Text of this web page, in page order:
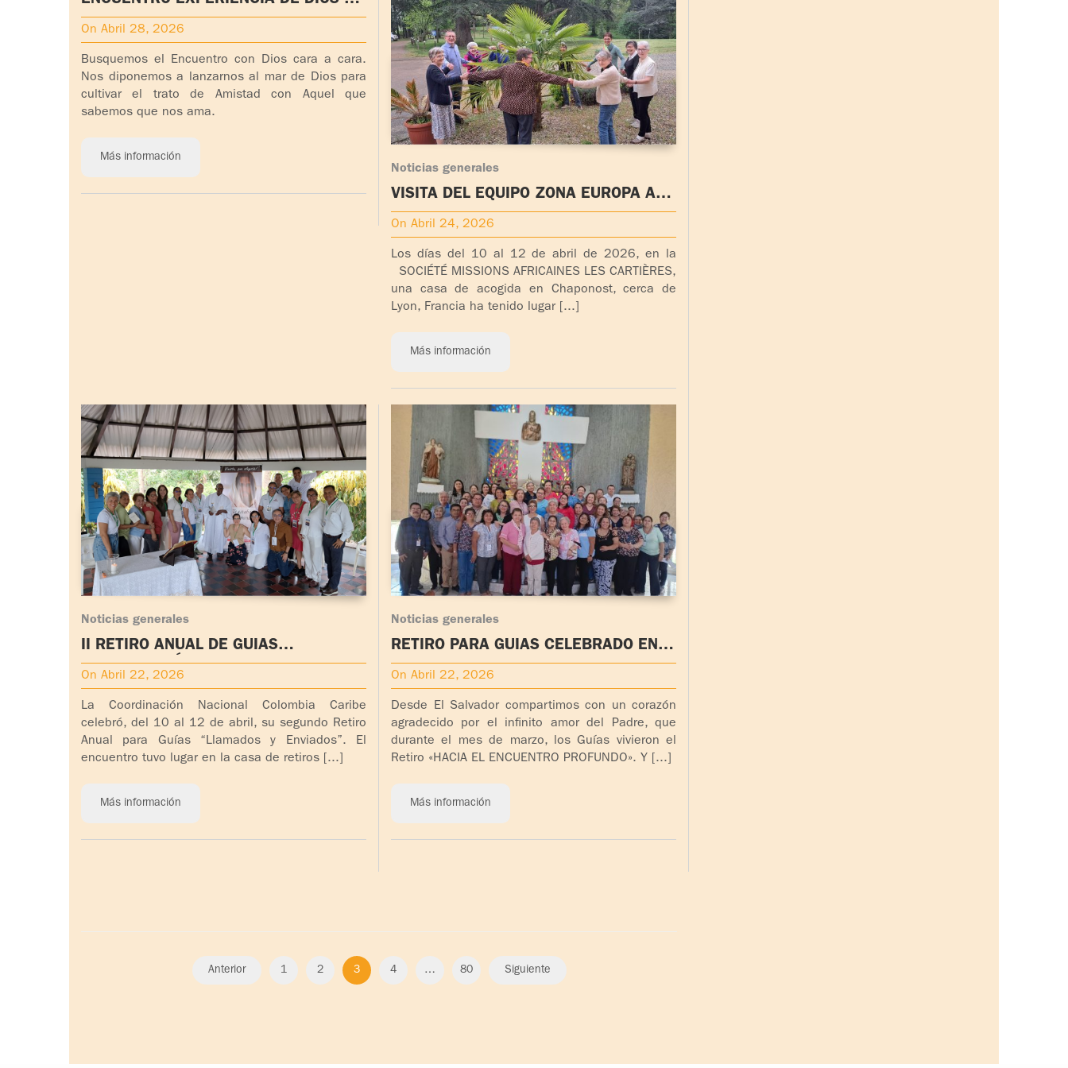
REALIZAR EN EEUU - C.N. NOROESTE
On Abril 28, 2026
Busquemos el Encuentro con Dios cara a cara.
Nos diponemos a lanzarnos al mar de Dios para
cultivar el trato de Amistad con Aquel que
sabemos que nos ama.
Más información
Noticias generales
VISITA DEL EQUIPO ZONA EUROPA A
FRANCIA
On Abril 24, 2026
Los días del 10 al 12 de abril de 2026, en la
SOCIÉTÉ MISSIONS AFRICAINES LES CARTIÈRES,
una casa de acogida en Chaponost, cerca de
Lyon, Francia ha tenido lugar [...]
Más información
Noticias generales
II RETIRO ANUAL DE GUÍAS
COORDINACIÓN NACIONAL COLOMBIA
CARIBE "LLAMADOS Y ENVIADOS"
On Abril 22, 2026
La Coordinación Nacional Colombia Caribe
celebró, del 10 al 12 de abril, su segundo Retiro
Anual para Guías “Llamados y Enviados”. El
encuentro tuvo lugar en la casa de retiros [...]
Más información
Noticias generales
RETIRO PARA GUÍAS CELEBRADO EN
EL SALVADOR
On Abril 22, 2026
Desde El Salvador compartimos con un corazón
agradecido por el infinito amor del Padre, que
durante el mes de marzo, los Guías vivieron el
Retiro «HACIA EL ENCUENTRO PROFUNDO». Y [...]
Más información
Anterior 1 2 3 4 … 80 Siguiente